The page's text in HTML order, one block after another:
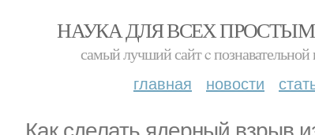
НАУКА ДЛЯ ВСЕХ
самый лучший сайт c
главная новости